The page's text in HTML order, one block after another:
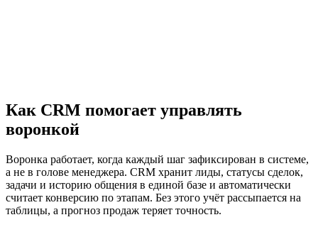
Как CRM помогает управлять
воронкой
Воронка работает, когда каждый шаг зафиксирован в системе,
а не в голове менеджера. CRM хранит лиды, статусы сделок,
задачи и историю общения в единой базе и автоматически
считает конверсию по этапам. Без этого учёт рассыпается на
таблицы, а прогноз продаж теряет точность.